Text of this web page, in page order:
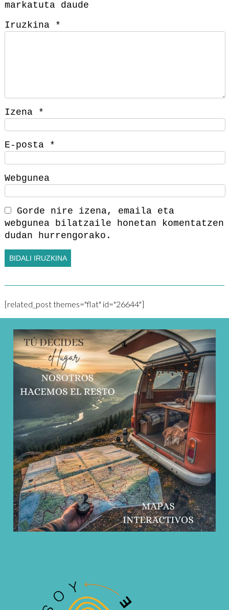
markatuta daude
Iruzkina
*
Izena *
E-posta *
Webgunea
Gorde nire izena, emaila eta
webgunea bilatzaile honetan komentatzen
dudan hurrengorako.
[related_post themes="flat" id="26644"]